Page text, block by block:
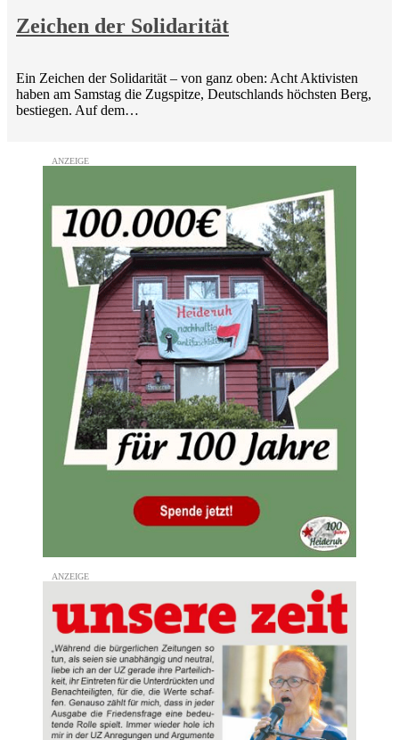
Zeichen der Solidarität
Ein Zeichen der Solidarität – von ganz oben: Acht Aktivisten
haben am Samstag die Zugspitze, Deutschlands höchsten Berg,
bestiegen. Auf dem…